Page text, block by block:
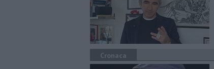
Cronaca